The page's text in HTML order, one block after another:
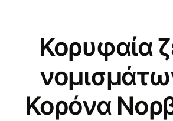
Κορυφαία
Κορόνα